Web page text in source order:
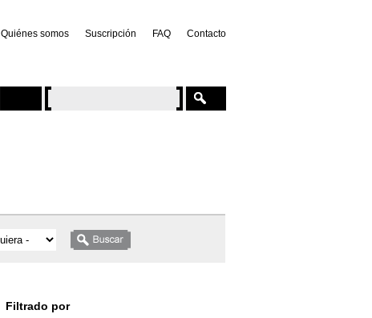
Quiénes somos Suscripción FAQ Contacto
Filtrado por